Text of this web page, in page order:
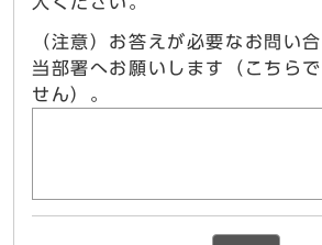
（注意）お答えが必要なお問い
当部署へお願いします（こちら
せん）。